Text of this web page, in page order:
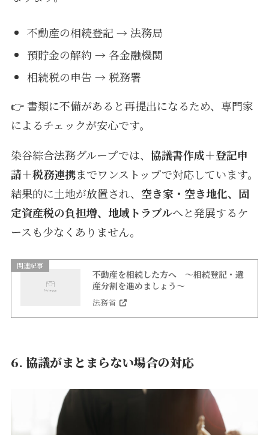
不動産の相続登記 → 法務局
預貯金の解約 → 各金融機関
相続税の申告 → 税務署
👉 書類に不備があると再提出になるため、専門家
によるチェックが安心です。
染谷綜合法務グループでは、 協議書作成＋登記申
請＋税務連携までワンストップで対応しています。
結果的に土地が放置され、 空き家・空き地化、固
定資産税の負担増、地域トラブルへと発展するケ
ースも少なくありません。
関連記事
不動産を相続した方へ ～相続登記・遺
産分割を進めましょう～
法務省
6. 協議がまとまらない場合の対応